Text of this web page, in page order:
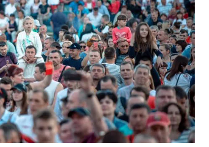
ВНАСЛІДОК ПОРАНЕНЬ, ОТРИМАНИХ НА ВІЙНІ,
ПОМЕР ВОЇН ЮРІЙ ВОЙТИК
25 листопада 2025 0